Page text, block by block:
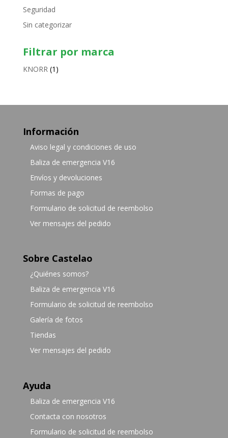
Seguridad
Sin categorizar
Filtrar por marca
KNORR (1)
Información
Aviso legal y condiciones de uso
Baliza de emergencia V16
Envíos y devoluciones
Formas de pago
Formulario de solicitud de reembolso
Ver mensajes del pedido
Sobre Castelao
¿Quiénes somos?
Baliza de emergencia V16
Formulario de solicitud de reembolso
Galería de fotos
Tiendas
Ver mensajes del pedido
Ayuda
Baliza de emergencia V16
Contacta con nosotros
Formulario de solicitud de reembolso